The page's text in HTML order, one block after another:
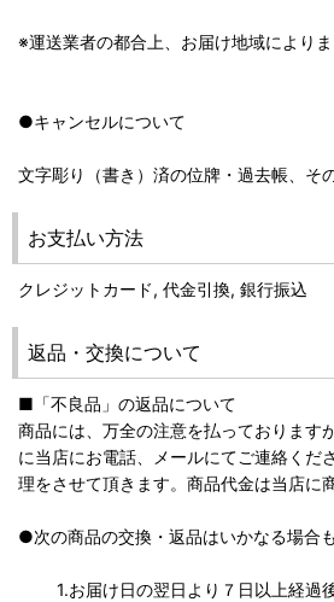
※運送業者の都合上、お届け地域により
●キャンセルについて
文字彫り（書き）済の位牌・過去帳、そ
お支払い方法
クレジットカード, 代金引換, 銀行振込
返品・交換について
■「不良品」の返品について
商品には、万全の注意を払っております
に当店にお電話、メールにてご連絡くだ
理をさせて頂きます。商品代金は当店に
●次の商品の交換・返品はいかなる場合
1.お届け日の翌日より７日以上経過